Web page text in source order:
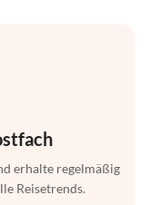
erhalte regelmäßig
Reisetrends.